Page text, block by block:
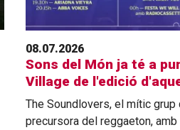
08.07.2026
Sons del Món ja té a
Village de l'edició
The Soundlovers, el mític grup
precursora del reggaeton,